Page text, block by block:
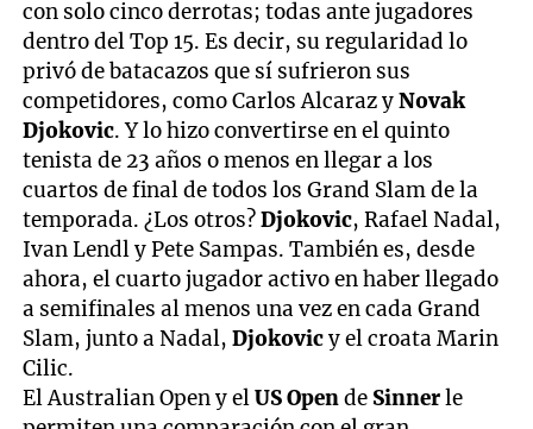
con solo cinco derrotas; todas ante jugadores
dentro del Top 15. Es decir, su regularidad lo
privó de batacazos que sí sufrieron sus
competidores, como Carlos Alcaraz yNovak
Djokovic. Y lo hizo convertirse en el quinto
tenista de 23 años o menos en llegar a los
cuartos de final de todos los Grand Slam de la
temporada. ¿Los otros?Djokovic, Rafael Nadal,
Ivan Lendl y Pete Sampas. También es, desde
ahora, el cuarto jugador activo en haber llegado
a semifinales al menos una vez en cada Grand
Slam, junto a Nadal,Djokovicy el croata Marin
Cilic.
El Australian Open y elUS Opende Sinnerle